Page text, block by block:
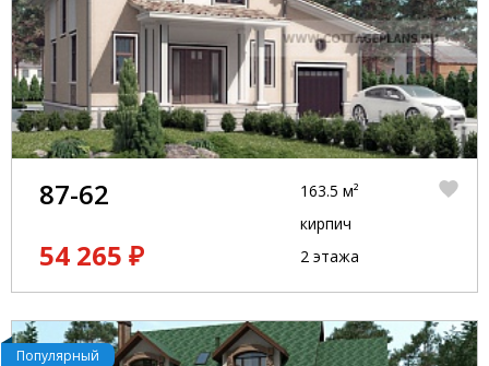
87-62
54 265 ₽
163.5 м²
кирпич
2 этажа
Популярный